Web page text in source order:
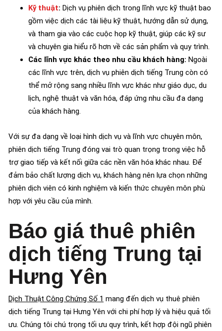
Kỹ thuật: Dịch vụ phiên dịch trong lĩnh vực kỹ thuật bao
gồm việc dịch các tài liệu kỹ thuật, hướng dẫn sử dụng,
và tham gia vào các cuộc họp kỹ thuật, giúp các kỹ sư
và chuyên gia hiểu rõ hơn về các sản phẩm và quy trình.
Các lĩnh vực khác theo nhu cầu khách hàng: Ngoài
các lĩnh vực trên, dịch vụ phiên dịch tiếng Trung còn có
thể mở rộng sang nhiều lĩnh vực khác như giáo dục, du
lịch, nghệ thuật và văn hóa, đáp ứng nhu cầu đa dạng
của khách hàng.
Với sự đa dạng về loại hình dịch vụ và lĩnh vực chuyên môn,
phiên dịch tiếng Trung đóng vai trò quan trọng trong việc hỗ
trợ giao tiếp và kết nối giữa các nền văn hóa khác nhau. Để
đảm bảo chất lượng dịch vụ, khách hàng nên lựa chọn những
phiên dịch viên có kinh nghiệm và kiến thức chuyên môn phù
hợp với yêu cầu của mình.
Báo giá thuê phiên
dịch tiếng Trung tại
Hưng Yên
Dịch Thuật Công Chứng Số 1 mang đến dịch vụ thuê phiên
dịch tiếng Trung tại Hưng Yên với chi phí hợp lý và hiệu quả tối
ưu. Chúng tôi chú trọng tối ưu quy trình, kết hợp đội ngũ phiên